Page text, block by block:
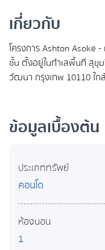
เกี่ยวกับ
โครงการ Ashton Asoke
ชั้น ตั้งอยู่ในทำเลพื้นที่ สุขุ
วัฒนา กรุงเทพ 10110 ใก
ข้อมูลเบื้องต้น
ประเภททรัพย์
คอนโด
ห้องนอน
1